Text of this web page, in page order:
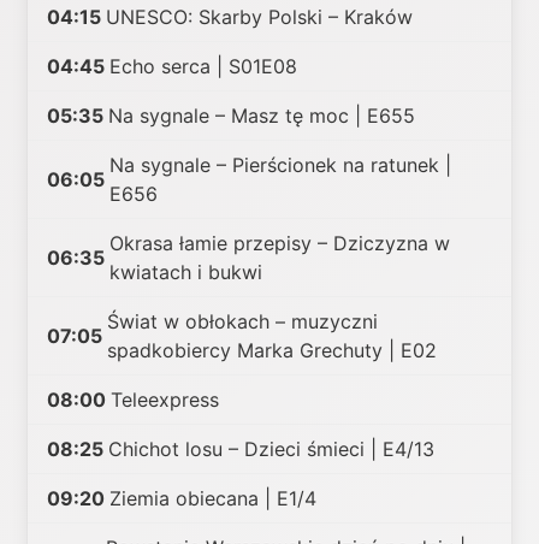
04:15 UNESCO: Skarby Polski – Kraków
04:45 Echo serca | S01E08
05:35 Na sygnale – Masz tę moc | E655
06:05
Na sygnale – Pierścionek na ratunek |
E656
06:35
Okrasa łamie przepisy – Dziczyzna w
kwiatach i bukwi
07:05
Świat w obłokach – muzyczni
spadkobiercy Marka Grechuty | E02
08:00 Teleexpress
08:25 Chichot losu – Dzieci śmieci | E4/13
09:20 Ziemia obiecana | E1/4